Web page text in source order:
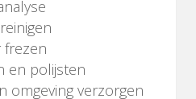
frezen
en polijsten
omgeving verzorgen